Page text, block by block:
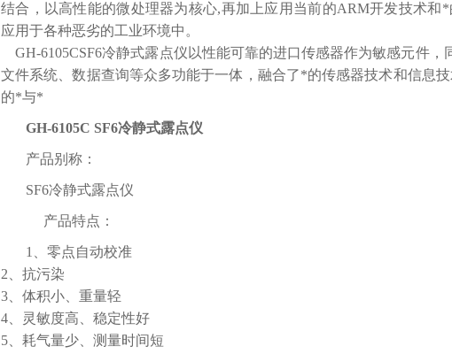
结合，以高性能的微处理器为核心,再加上应用当前的ARM开发技术和
应用于各种恶劣的工业环境中。
GH-6105CSF6冷静式露点仪以性能可靠的进口传感器作为敏感元件，
文件系统、数据查询等众多功能于一体，融合了*的传感器技术和信息
的*与*
GH-6105C SF6冷静式露点仪
产品别称：
SF6冷静式露点仪
产品特点：
1、零点自动校准
2、抗污染
3、体积小、重量轻
4、灵敏度高、稳定性好
5、耗气量少、测量时间短